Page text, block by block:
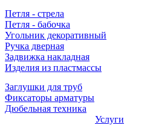
Петля - стрела
Петля - бабочка
Угольник декоративный
Ручка дверная
Задвижка накладная
Изделия из пластмассы
Заглушки для труб
Фиксаторы арматуры
Дюбельная техника
Услуги